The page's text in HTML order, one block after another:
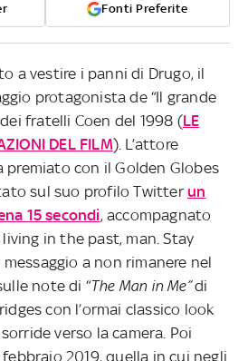
Fonti Preferite
a vestire i panni di Drugo, il
protagonista de “Il grande
fratelli Coen del 1998 (LE
DEL FILM). L’attore
premiato con il Golden Globes
sul suo profilo Twitterun
15 secondi, accompagnato
living in the past, man. Stay
a non rimanere nel
note di “The Man in Me”di
con l’ormai classico look
verso la camera. Poi
2019, quella in cui negli